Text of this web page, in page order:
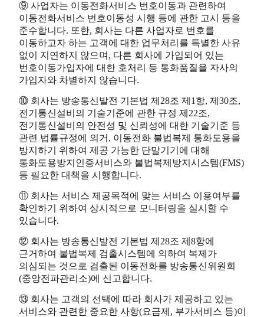
⑨ 사업자는 이동전화서비스 번호이동과 관련하여
이동전화서비스 번호이동성 시행 등에 관한 고시 등을
준수합니다. 또한, 회사는 다른 사업자로 번호를
이동하고자 하는 고객에 대한 업무처리를 특별한 사유
없이 지연하지 않으며, 다른 회사에 가입되어 있는
번호이동가입자에 대한 호처리 등 통화품질을 자사의
가입자와 차별하지 않습니다.
⑩ 회사는 방송통신발전 기본법 제28조 제1항, 제30조,
전기통신설비의 기술기준에 관한 규정 제22조,
전기통신설비의 안전성 및 신뢰성에 대한 기술기준 등
관련 법률규정에 의거, 이동전화 불법복제 통화도용을
방지하기 위하여 제공 가능한 단말기기에 대해
통화도용방지인증서비스와 불법복제방지시스템(FMS)
등 필요한 대책을 시행합니다.
⑪ 회사는 서비스 제공목적에 맞는 서비스 이용여부를
확인하기 위하여 상시적으로 모니터링을 실시할 수
있습니다.
⑫ 회사는 방송통신발전 기본법 제28조 제8항에
근거하여 불법복제 검출시스템에 의하여 복제가
의심되는 것으로 검출된 이동전화를 방송통신위원회
(중앙전파관리소)에 신고합니다.
⑬ 회사는 고객의 선택에 따라 회사가 제공하고 있는
서비스와 관련한 중요한 사항(요금제, 부가서비스 등)이